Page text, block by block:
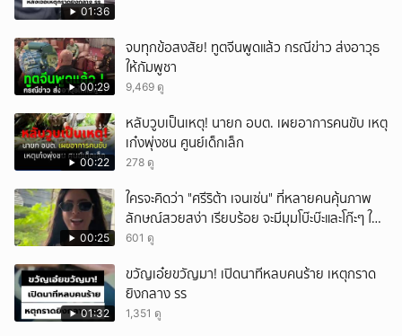
01:36
00:29
จบทุกข้อสงสัย! ทูตจีนพูดแล้ว กรณีข่าว ส่งอาวุธ
ให้กัมพูชา
9,469 ดู
00:22
หลับวูบเป็นเหตุ! นายก อบต. เผยอาการคนขับ เหตุ
เก๋งพุ่งชน ศูนย์เด็กเล็ก
278 ดู
00:25
ใครจะคิดว่า "ศรีริต้า เจนเซ่น" ที่หลายคนคุ้นภาพ
ลักษณ์สวยสง่า เรียบร้อย จะมีมุมโบ๊ะบ๊ะและโก๊ะๆ ให้
ได้อมยิ้มเหมือนกัน งานนี้ทำเอาแฟนๆ ทั้งเอ็นดูทั้ง
601 ดู
01:32
ขวัญเอ๋ยขวัญมา! เปิดนาทีหลบคนร้าย เหตุกราด
ยิงกลาง รร
1,351 ดู